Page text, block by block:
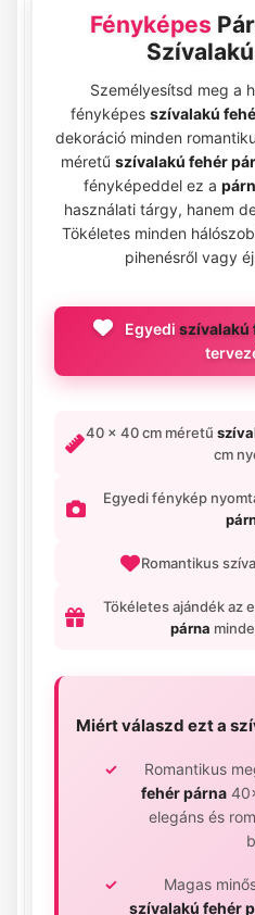
Fényképes
Személyesítsd meg a
fényképes szívalakú
dekoráció minden
méretű szívalakú fehér
fényképeddel ez a
használati tárgy, hanem
Tökéletes minden
pihenésről vagy
Egyedi szívalakú
40 x 40 cm méretű
cm
Egyedi fénykép
Romantikus
Tökéletes ajándék az
párna
Miért válaszd ezt a
Romantikus
fehér párna
elegáns és
Magas
szívalakú fehér